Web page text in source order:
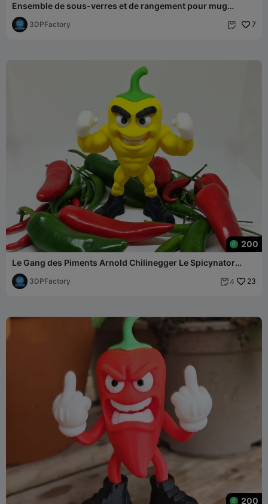
Ensemble de sous-verres et de rangement pour mug
Triumph, facile à imprimer sur n'importe quelle imprimante
3DPFactory  7
200
Le Gang des Piments Arnold Chilinegger Le Spicynator
Multicolore
3DPFactory  4 23
200